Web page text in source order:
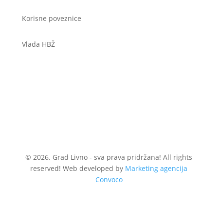
Korisne poveznice
Vlada HBŽ
© 2026. Grad Livno - sva prava pridržana! All rights
reserved! Web developed by Marketing agencija
Convoco